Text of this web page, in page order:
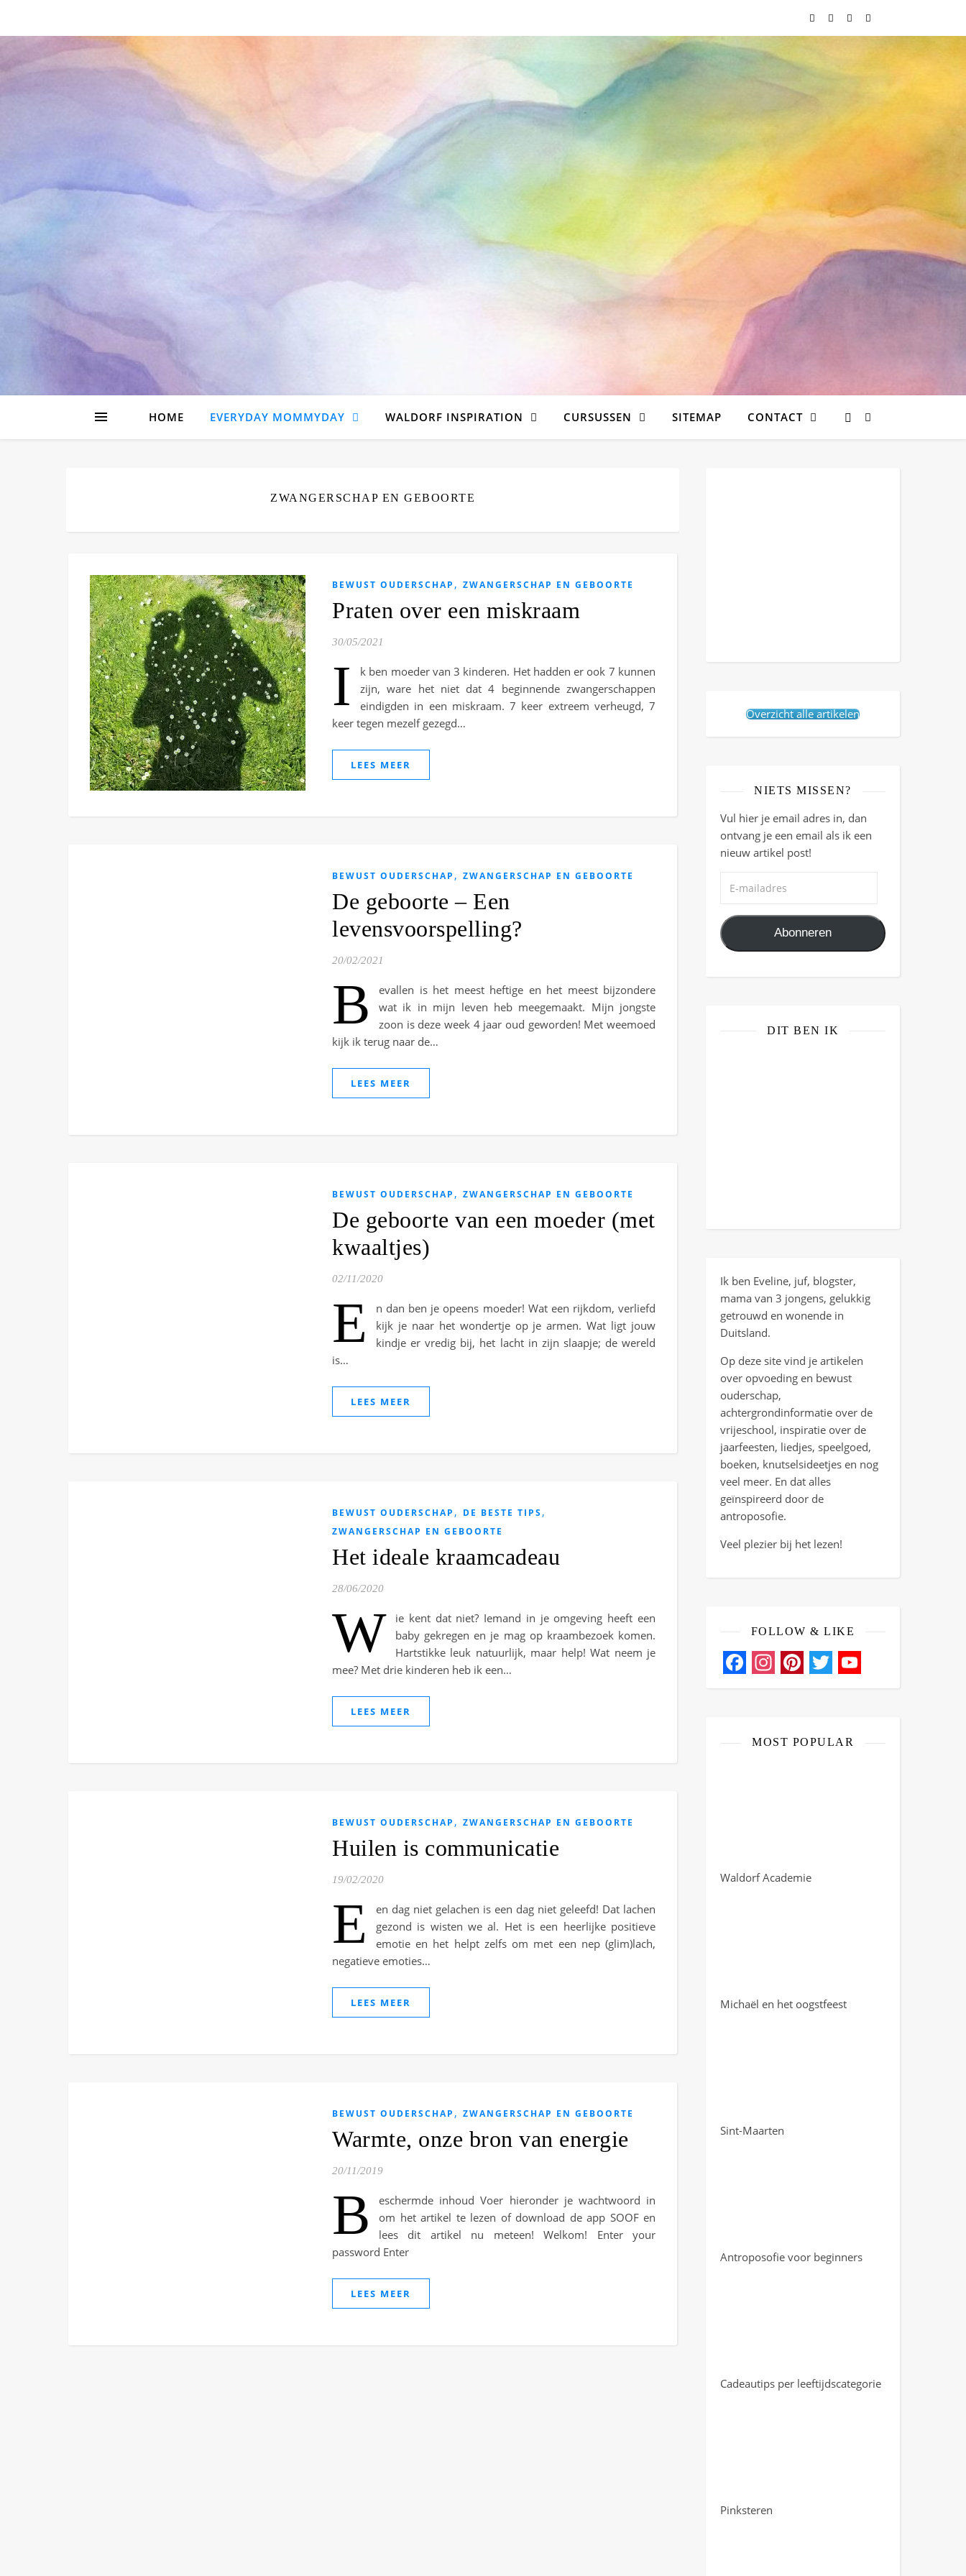
HOME EVERYDAY MOMMYDAY WALDORF INSPIRATION CURSUSSEN SITEMAP CONTACT
ZWANGERSCHAP EN GEBOORTE
BEWUST OUDERSCHAP , ZWANGERSCHAP EN GEBOORTE
Praten over een miskraam
30/05/2021
I
k ben moeder van 3 kinderen. Het hadden er ook 7 kunnen
zijn, ware het niet dat 4 beginnende zwangerschappen
eindigden in een miskraam. 7 keer extreem verheugd, 7
keer tegen mezelf gezegd…
LEES MEER
BEWUST OUDERSCHAP , ZWANGERSCHAP EN GEBOORTE
De geboorte – Een
levensvoorspelling?
20/02/2021
B
evallen is het meest heftige en het meest bijzondere
wat ik in mijn leven heb meegemaakt. Mijn jongste
zoon is deze week 4 jaar oud geworden! Met weemoed
kijk ik terug naar de…
LEES MEER
BEWUST OUDERSCHAP , ZWANGERSCHAP EN GEBOORTE
De geboorte van een moeder (met
kwaaltjes)
02/11/2020
E
n dan ben je opeens moeder! Wat een rijkdom, verliefd
kijk je naar het wondertje op je armen. Wat ligt jouw
kindje er vredig bij, het lacht in zijn slaapje; de wereld
is…
LEES MEER
BEWUST OUDERSCHAP , DE BESTE TIPS,
ZWANGERSCHAP EN GEBOORTE
Het ideale kraamcadeau
28/06/2020
W
ie kent dat niet? Iemand in je omgeving heeft een
baby gekregen en je mag op kraambezoek komen.
Hartstikke leuk natuurlijk, maar help! Wat neem je
mee? Met drie kinderen heb ik een…
LEES MEER
BEWUST OUDERSCHAP , ZWANGERSCHAP EN GEBOORTE
Huilen is communicatie
19/02/2020
E
en dag niet gelachen is een dag niet geleefd! Dat lachen
gezond is wisten we al. Het is een heerlijke positieve
emotie en het helpt zelfs om met een nep (glim)lach,
negatieve emoties…
LEES MEER
BEWUST OUDERSCHAP , ZWANGERSCHAP EN GEBOORTE
Warmte, onze bron van energie
20/11/2019
B
eschermde inhoud Voer hieronder je wachtwoord in
om het artikel te lezen of download de app SOOF en
lees dit artikel nu meteen! Welkom! Enter your
password Enter
LEES MEER
Overzicht alle artikelen
NIETS MISSEN?
Vul hier je email adres in, dan
ontvang je een email als ik een
nieuw artikel post!
Abonneren
DIT BEN IK
Ik ben Eveline, juf, blogster,
mama van 3 jongens, gelukkig
getrouwd en wonende in
Duitsland.
Op deze site vind je artikelen
over opvoeding en bewust
ouderschap,
achtergrondinformatie over de
vrijeschool, inspiratie over de
jaarfeesten, liedjes, speelgoed,
boeken, knutselsideetjes en nog
veel meer. En dat alles
geïnspireerd door de
antroposofie.
Veel plezier bij het lezen!
FOLLOW & LIKE
Facebook
Instagram
Pinterest
Twitter
YouTube
MOST POPULAR
Waldorf Academie
Michaël en het oogstfeest
Sint-Maarten
Antroposofie voor beginners
Cadeautips per leeftijdscategorie
Pinksteren